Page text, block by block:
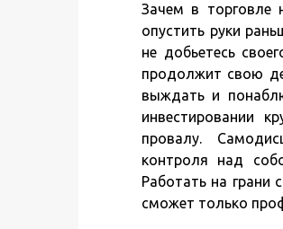
Зачем в торговле
опустить руки
не добьетесь
продолжит свою
выждать и
инвестировании
провалу.
контроля над
Работать на грани
сможет только